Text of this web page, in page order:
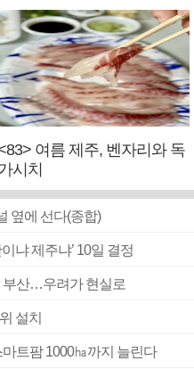
여름 제주, 벤자리와 독
시치
옆에 선다(종합)
냐 제주냐’ 10일 결정
부산…우려가 현실로
설치
트팜 1000㏊까지 늘린다